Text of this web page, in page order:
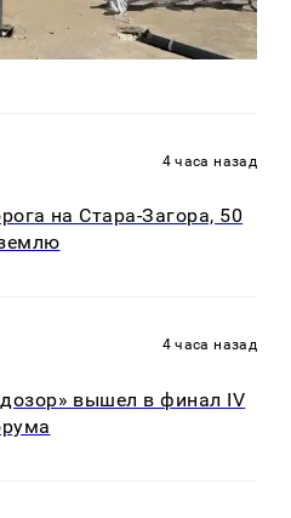
4 часа назад
на Стара-Загора, 50
4 часа назад
вышел в финал IV